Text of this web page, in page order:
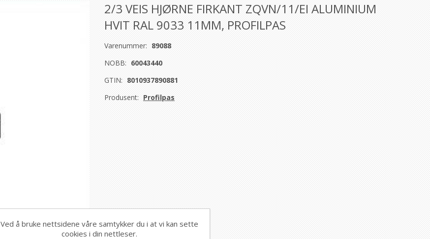
2/3 VEIS HJØRNE FIRKANT ZQVN/11/EI ALUMINIUM
HVIT RAL 9033 11MM, PROFILPAS
Varenummer: 89088
NOBB: 60043440
GTIN: 8010937890881
Produsent: Profilpas
Ved å bruke nettsidene våre samtykker du i at vi kan sette
cookies i din nettleser.